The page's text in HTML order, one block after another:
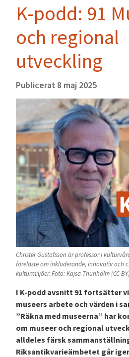
K-podd: 91
och regional
utveckling
Publicerat 8 maj 2025
Christer Gustafsson är professor i
föreläste om inkluderande, innovativ och
kulturmiljöer. Foto: Kajsa Thunholm (CC BY)
I K-podd avsnitt 91 fortsätter
museers arbete och värden i
”Räkna med museerna” har
om museer och regional
alldeles färsk
Riksantikvarieämbetet går